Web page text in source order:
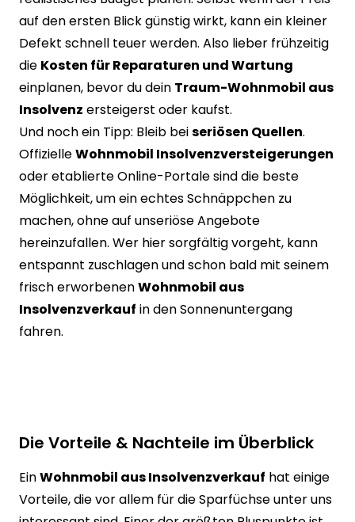
auf den ersten Blick günstig wirkt, kann ein kleiner
Defekt schnell teuer werden. Also lieber frühzeitig
die Kosten für Reparaturen und Wartung
einplanen, bevor du dein Traum-Wohnmobil aus
Insolvenz ersteigerst oder kaufst.
Und noch ein Tipp: Bleib beiseriösen Quellen.
OffizielleWohnmobil Insolvenzversteigerungen
oder etablierte Online-Portale sind die beste
Möglichkeit, um ein echtes Schnäppchen zu
machen, ohne auf unseriöse Angebote
hereinzufallen. Wer hier sorgfältig vorgeht, kann
entspannt zuschlagen und schon bald mit seinem
frisch erworbenenWohnmobil aus
Insolvenzverkauf in den Sonnenuntergang
fahren.
Die Vorteile & Nachteile im Überblick
EinWohnmobil aus Insolvenzverkauf hat einige
Vorteile, die vor allem für die Sparfüchse unter uns